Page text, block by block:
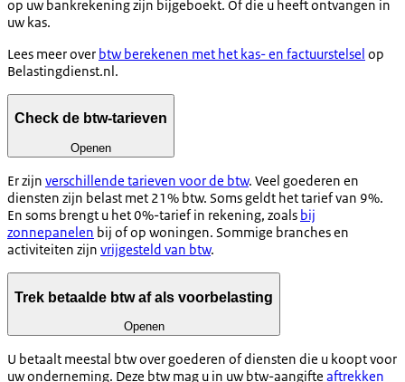
op uw bankrekening zijn bijgeboekt. Of die u heeft ontvangen in
uw kas.
Lees meer over btw berekenen met het kas- en factuurstelsel op
Belastingdienst.nl.
Check de btw-tarieven
Openen
Er zijn verschillende tarieven voor de btw. Veel goederen en
diensten zijn belast met 21% btw. Soms geldt het tarief van 9%.
En soms brengt u het 0%-tarief in rekening, zoals bij
zonnepanelen bij of op woningen. Sommige branches en
activiteiten zijn vrijgesteld van btw.
Trek betaalde btw af als voorbelasting
Openen
U betaalt meestal btw over goederen of diensten die u koopt voor
uw onderneming. Deze btw mag u in uw btw-aangifte aftrekken